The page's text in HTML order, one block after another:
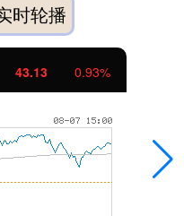
时轮播
43.13 0.93%